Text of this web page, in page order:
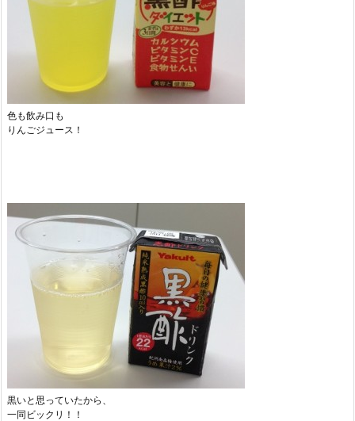
色も飲み口も
りんごジュース！
黒いと思っていたから、
一同ビックリ！！